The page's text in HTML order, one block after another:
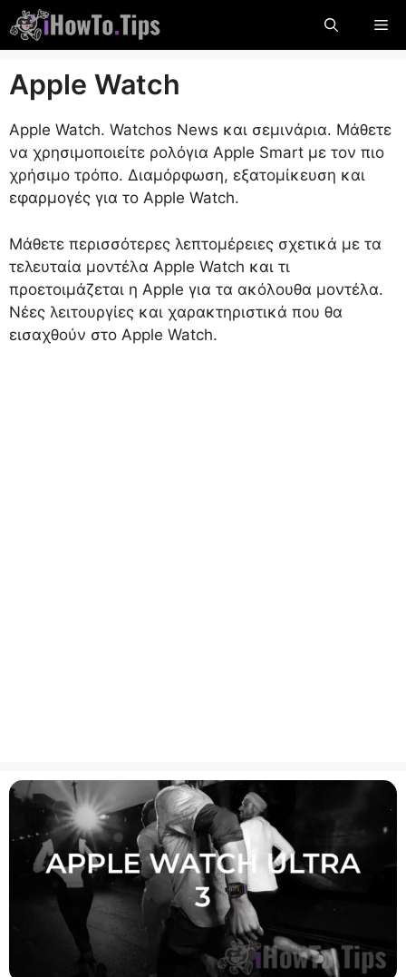
Μετάβαση
στο
περιεχόμενο
Apple Watch
Apple Watch. Watchos News και σεμινάρια. Μάθετε
να χρησιμοποιείτε ρολόγια Apple Smart με τον πιο
χρήσιμο τρόπο. Διαμόρφωση, εξατομίκευση και
εφαρμογές για το Apple Watch.
Μάθετε περισσότερες λεπτομέρειες σχετικά με τα
τελευταία μοντέλα Apple Watch και τι
προετοιμάζεται η Apple για τα ακόλουθα μοντέλα.
Νέες λειτουργίες και χαρακτηριστικά που θα
εισαχθούν στο Apple Watch.